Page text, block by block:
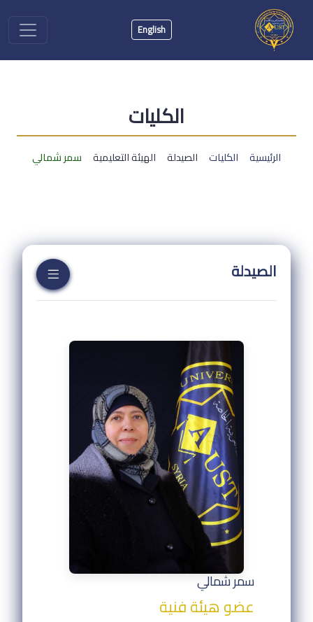
English
الكليات
الرئيسية الكليات الصيدلة الهيئة التعليمية سمر شمالي
الصيدلة
سمر شمالي
عضو هيئة فنية